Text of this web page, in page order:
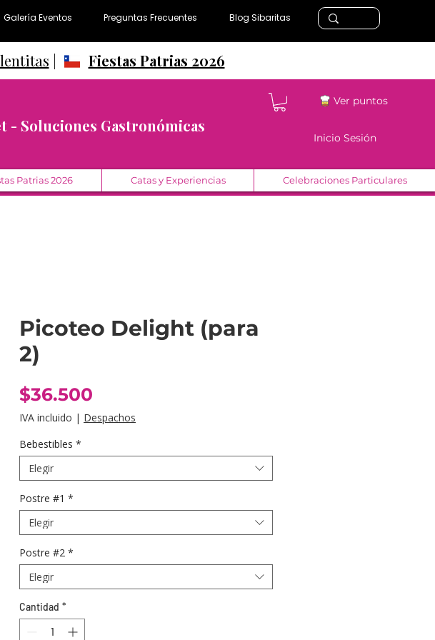
Galería Eventos Preguntas Frecuentes Blog Sibaritas
Fiestas Patrias 2026
- Soluciones Gastronómicas
Ver puntos
Inicio Sesión
Patrias 2026 Catas y Experiencias Celebraciones Particulares
Picoteo Delight (para
2)
$36.500
IVA incluido | Despachos
Bebestibles *
Elegir
Postre #1 *
Elegir
Postre #2 *
Elegir
Cantidad *